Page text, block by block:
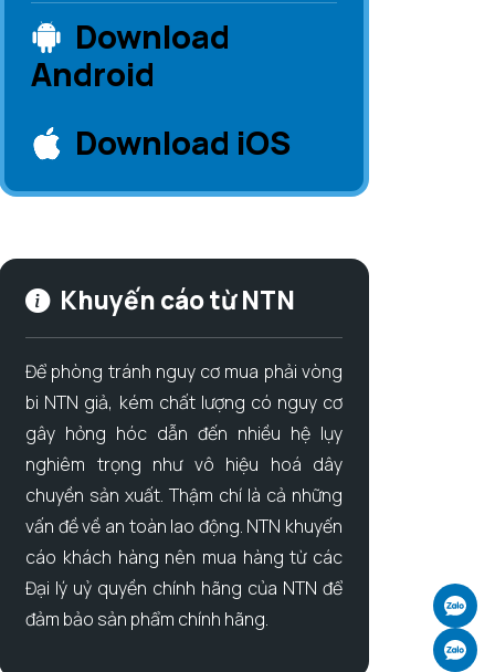
Download
Android
Download iOS
Khuyến cáo từ NTN
Để phòng tránh nguy cơ mua phải vòng
bi NTN giả, kém chất lượng có nguy cơ
gây hỏng hóc dẫn đến nhiều hệ lụy
nghiêm trọng như vô hiệu hoá dây
chuyền sản xuất. Thậm chí là cả những
vấn đề về an toàn lao động. NTN khuyến
cáo khách hàng nên mua hàng từ các
Đại lý uỷ quyền chính hãng của NTN để
đảm bảo sản phẩm chính hãng.